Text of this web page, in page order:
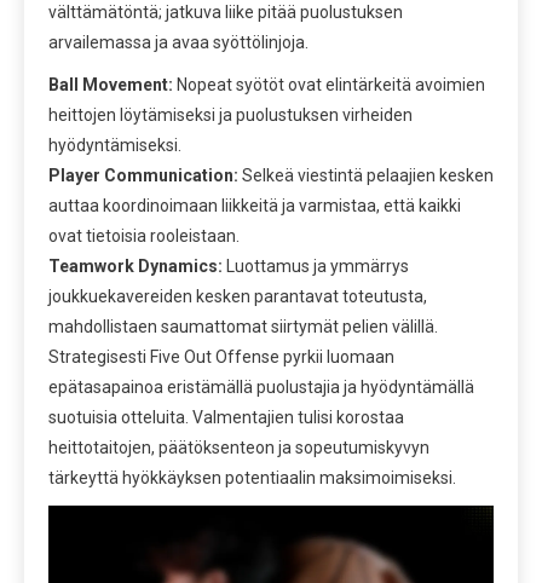
välttämätöntä; jatkuva liike pitää puolustuksen
arvailemassa ja avaa syöttölinjoja.
Ball Movement: Nopeat syötöt ovat elintärkeitä avoimien
heittojen löytämiseksi ja puolustuksen virheiden
hyödyntämiseksi.
Player Communication: Selkeä viestintä pelaajien kesken
auttaa koordinoimaan liikkeitä ja varmistaa, että kaikki
ovat tietoisia rooleistaan.
Teamwork Dynamics: Luottamus ja ymmärrys
joukkuekavereiden kesken parantavat toteutusta,
mahdollistaen saumattomat siirtymät pelien välillä.
Strategisesti Five Out Offense pyrkii luomaan
epätasapainoa eristämällä puolustajia ja hyödyntämällä
suotuisia otteluita. Valmentajien tulisi korostaa
heittotaitojen, päätöksenteon ja sopeutumiskyvyn
tärkeyttä hyökkäyksen potentiaalin maksimoimiseksi.